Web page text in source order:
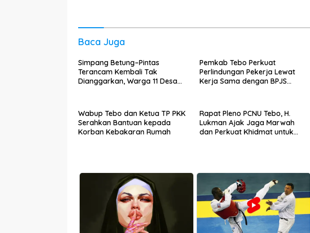
Baca Juga
Simpang Betung–Pintas
Terancam Kembali Tak
Dianggarkan, Warga 11 Desa
Pemkab Tebo Perkuat
Perlindungan Pekerja Lewat
Kerja Sama dengan BPJS
Wabup Tebo dan Ketua TP PKK
Serahkan Bantuan kepada
Korban Kebakaran Rumah
Rapat Pleno PCNU Tebo, H.
Lukman Ajak Jaga Marwah
dan Perkuat Khidmat untuk